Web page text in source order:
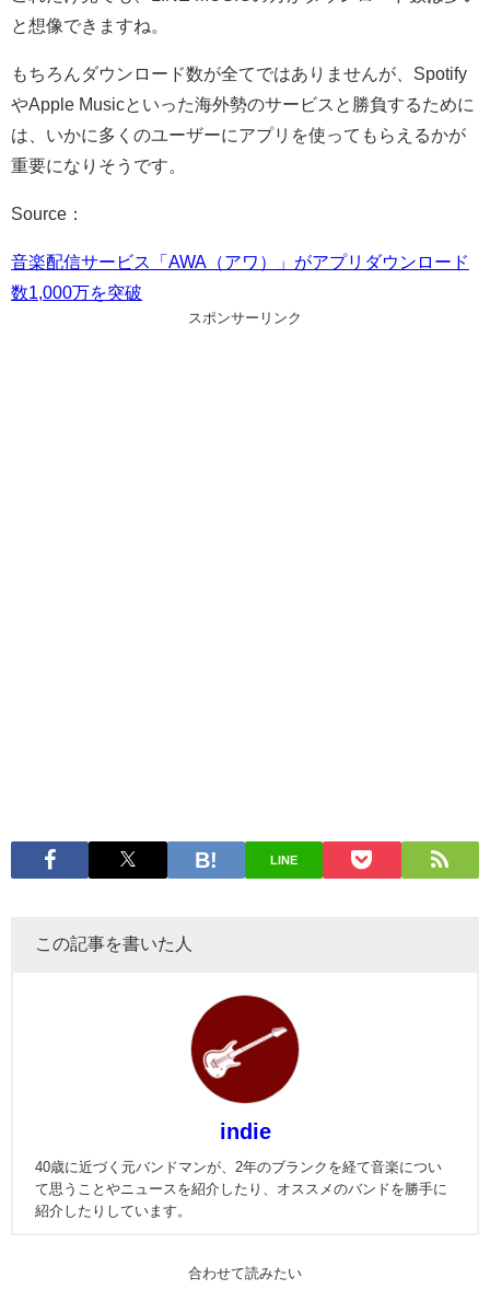
と想像できますね。
もちろんダウンロード数が全てではありませんが、Spotify
やApple Musicといった海外勢のサービスと勝負するために
は、いかに多くのユーザーにアプリを使ってもらえるかが
重要になりそうです。
Source：
音楽配信サービス「AWA（アワ）」がアプリダウンロード
数1,000万を突破
スポンサーリンク
LINE
この記事を書いた人
indie
40歳に近づく元バンドマンが、2年のブランクを経て音楽につい
て思うことやニュースを紹介したり、オススメのバンドを勝手に
紹介したりしています。
合わせて読みたい